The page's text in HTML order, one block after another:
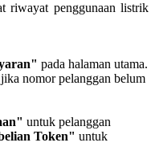
riwayat penggunaan listrik
pada halaman utama.
jika nomor pelanggan belum
untuk pelanggan
Token" untuk